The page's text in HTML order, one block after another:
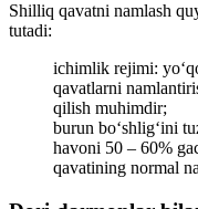
Shilliq qavatni namlash
tutadi:
ichimlik rejimi:
qavatlarni
qilish muhimdir;
burun bo‘shlig‘ini
havoni 50 – 60%
qavatining normal